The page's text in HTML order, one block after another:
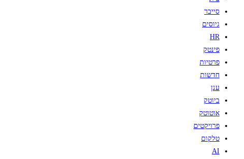
סייבר
גיוסים
HR
פינטק
פרטיות
חדשות
ענן
ביוטק
אוטוטק
פרויקטים
טלקום
AI